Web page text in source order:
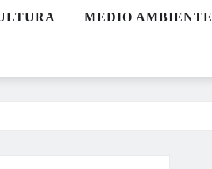
MEDIO AMBIENTE